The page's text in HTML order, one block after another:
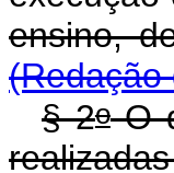
(Redação
§ 2oO